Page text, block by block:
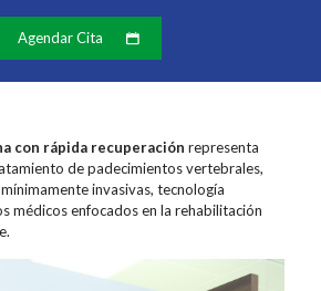
Agendar Cita
con rápida recuperación representa
de padecimientos vertebrales,
invasivas, tecnología
médicos enfocados en la rehabilitación